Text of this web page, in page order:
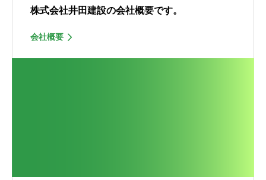
株式会社井田建設の会社概要です。
会社概要